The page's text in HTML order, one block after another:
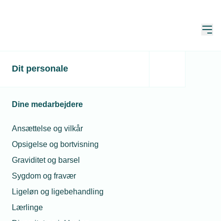
Dit personale
Dine medarbejdere
Ansættelse og vilkår
Opsigelse og bortvisning
Graviditet og barsel
Sygdom og fravær
Ligeløn og ligebehandling
Lærlinge
SG Armaturen med
Electric
Publiceret:
04. dec. 2024
Skrevet af: Mads Hagemann Petersen